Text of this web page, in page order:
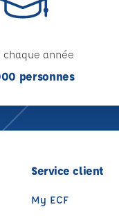
chaque année
personnes
Service client
My ECF